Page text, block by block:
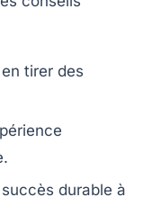
tirer des
durable à